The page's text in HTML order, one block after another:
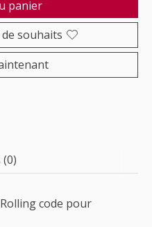
panier
souhaits
code pour